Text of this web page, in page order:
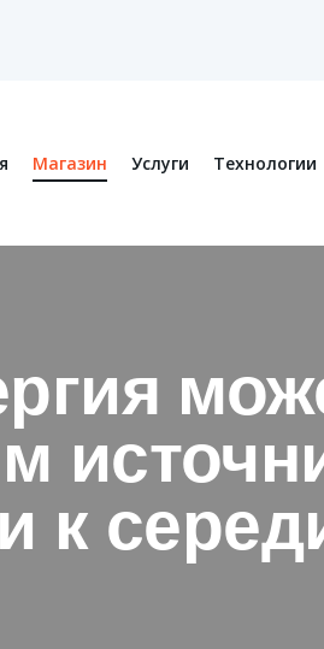
Магазин Услуги Технологии
к